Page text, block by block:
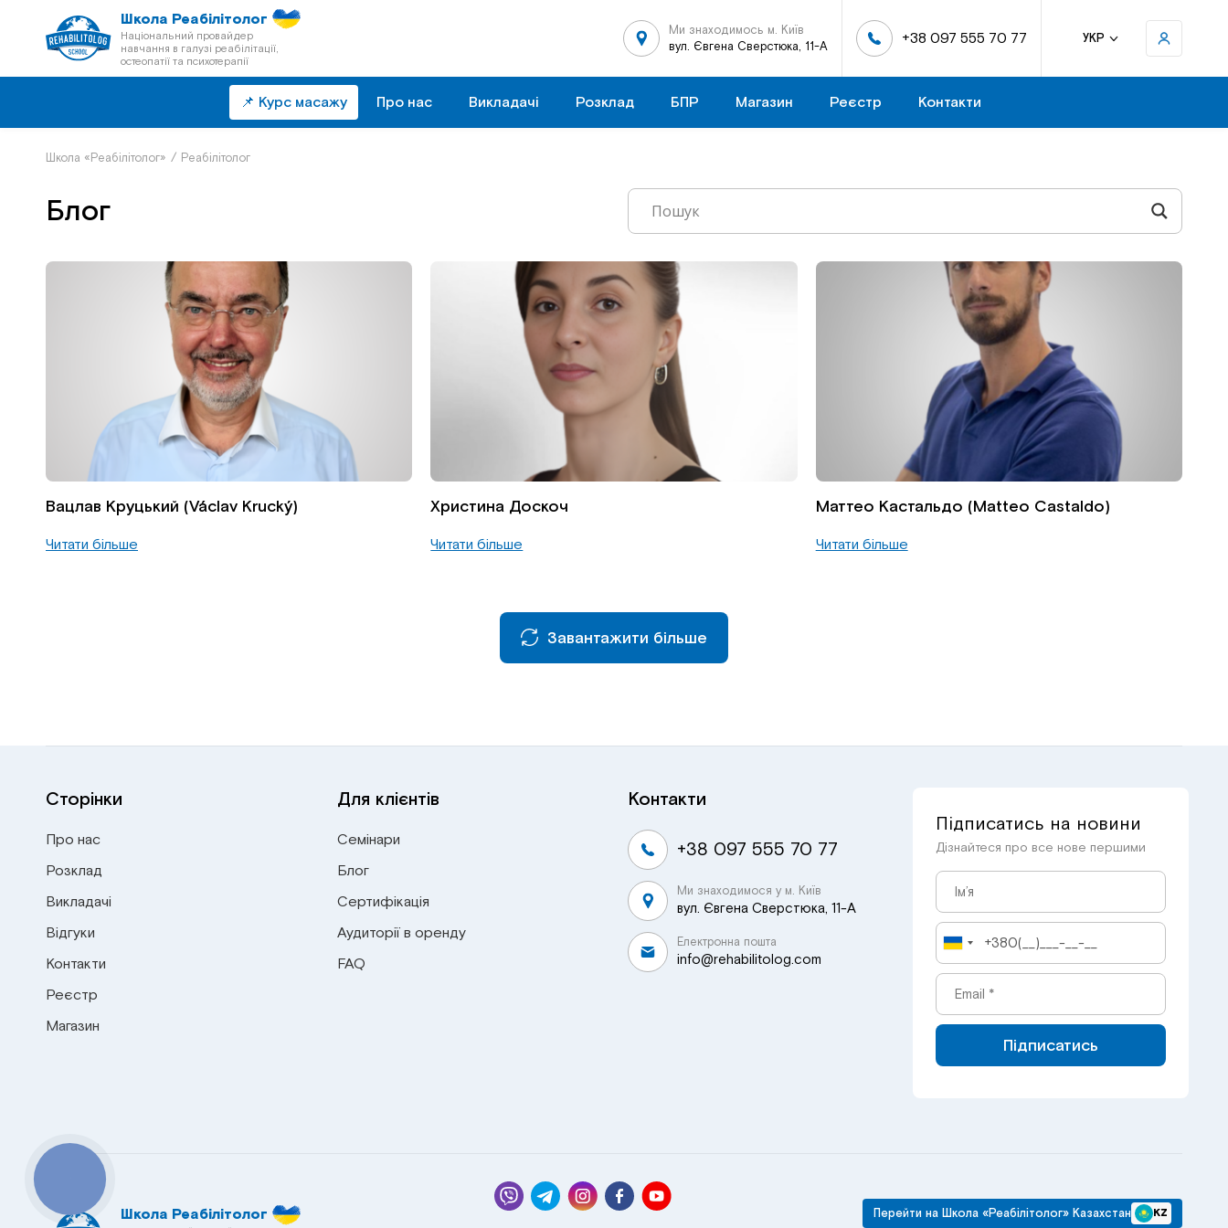
Школа Реабілітолог
Національний провайдер
навчання в галузі реабілітації,
остеопатії та психотерапії
Ми знаходимось м. Київ
вул. Євгена Сверстюка, 11-А
+38 097 555 70 77 УКР
📌 Курс масажу Про нас Викладачі Розклад БПР Магазин Реєстр Контакти
Школа «Реабілітолог» / Реабілітолог
Блог
Вацлав Круцький (Václav Krucký)
Читати більше
Христина Доскоч
Читати більше
Маттео Кастальдо (Matteo Castaldo)
Читати більше
Завантажити більше
Сторінки
Про нас
Розклад
Викладачі
Відгуки
Контакти
Реєстр
Магазин
Для клієнтів
Семінари
Блог
Сертифікація
Аудиторії в оренду
FAQ
Контакти
+38 097 555 70 77
Ми знаходимося у м. Київ
вул. Євгена Сверстюка, 11-А
Електронна пошта
info@rehabilitolog.com
Підписатись на новини
Дізнайтеся про все нове першими
Підписатись
Школа Реабілітолог Перейти на Школа «Реабілітолог» Казахстан KZ